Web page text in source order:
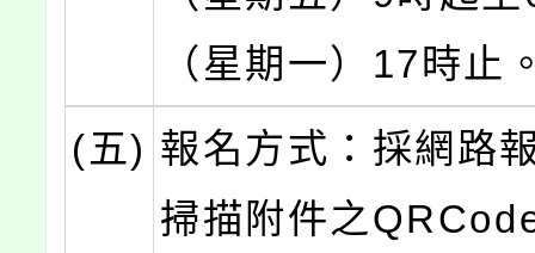
（星期一）17時止
(五) 報名方式：採網路
掃描附件之